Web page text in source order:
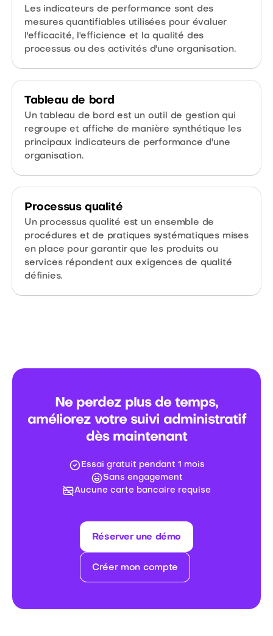
Les indicateurs de performance sont des
mesures quantifiables utilisées pour évaluer
l'efficacité, l'efficience et la qualité des
processus ou des activités d'une organisation.
Tableau de bord
Un tableau de bord est un outil de gestion qui
regroupe et affiche de manière synthétique les
principaux indicateurs de performance d'une
organisation.
Processus qualité
Un processus qualité est un ensemble de
procédures et de pratiques systématiques mises
en place pour garantir que les produits ou
services répondent aux exigences de qualité
définies.
Ne perdez plus de temps,
améliorez votre suivi administratif
dès maintenant
Essai gratuit pendant 1 mois
Sans engagement
Aucune carte bancaire requise
Réserver une démo
Créer mon compte